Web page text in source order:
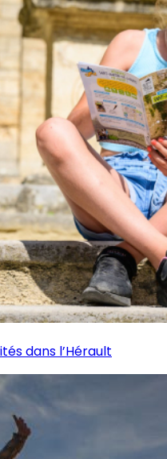
dans l’Hérault